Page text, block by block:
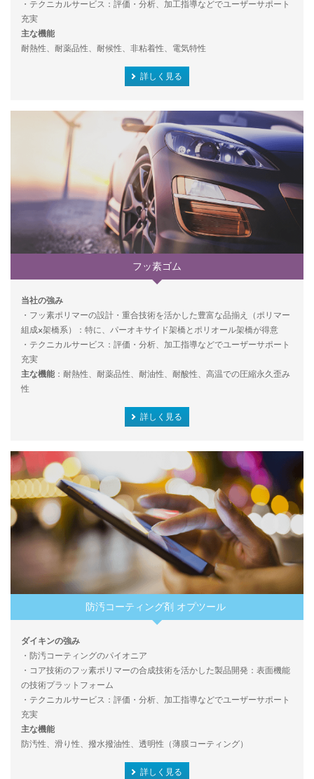
・テクニカルサービス：評価・分析、加工指導などでユーザーサポート
充実
主な機能
耐熱性、耐薬品性、耐候性、非粘着性、電気特性
詳しく見る
フッ素ゴム
当社の強み
・フッ素ポリマーの設計・重合技術を活かした豊富な品揃え（ポリマー
組成×架橋系）：特に、パーオキサイド架橋とポリオール架橋が得意
・テクニカルサービス：評価・分析、加工指導などでユーザーサポート
充実
主な機能 ：耐熱性、耐薬品性、耐油性、耐酸性、高温での圧縮永久歪み
性
詳しく見る
防汚コーティング剤 オプツール
ダイキンの強み
・防汚コーティングのパイオニア
・コア技術のフッ素ポリマーの合成技術を活かした製品開発：表面機能
の技術プラットフォーム
・テクニカルサービス：評価・分析、加工指導などでユーザーサポート
充実
主な機能
防汚性、滑り性、撥水撥油性、透明性（薄膜コーティング）
詳しく見る